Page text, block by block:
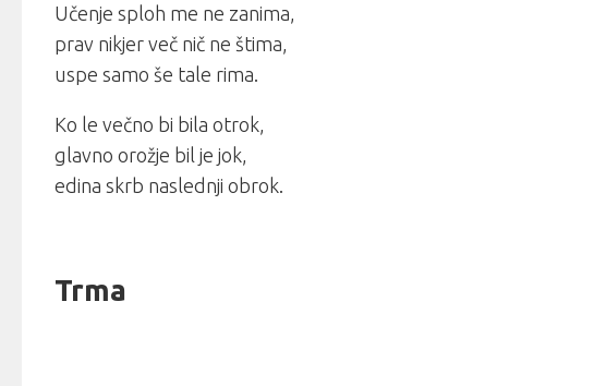
Učenje sploh me ne zanima,
prav nikjer več nič ne štima,
uspe samo še tale rima.
Ko le večno bi bila otrok,
glavno orožje bil je jok,
edina skrb naslednji obrok.
Trma